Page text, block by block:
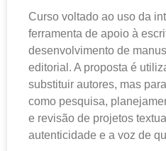
Curso voltado ao uso da
ferramenta de apoio à
desenvolvimento de
editorial. A proposta é
substituir autores, mas
como pesquisa,
e revisão de projetos
autenticidade e a voz de